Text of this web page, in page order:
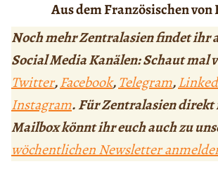
Aus dem Französischen
Noch mehr Zentralasien findet ihr
Social Media Kanälen: Schaut mal
Twitter,Facebook,Telegram,
Instagram. Für Zentralasien direkt
Mailbox könnt ihr euch auch zu
wöchentlichen Newsletter